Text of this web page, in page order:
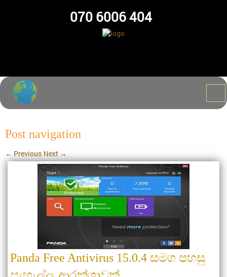
070 6006 404
Post navigation
← Previous Next →
Panda Free Antivirus 15.0.4 සමග පහසු